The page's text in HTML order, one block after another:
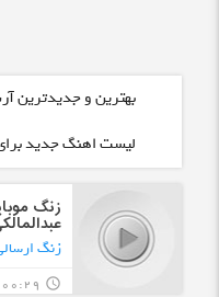
بهترین و جدیدترین
لیست اهنگ جدید
زنگ
زنگ
query_builder
00:29